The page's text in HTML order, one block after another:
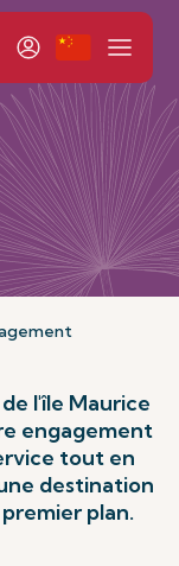
l'île Maurice
engagement
tout en
destination
plan.